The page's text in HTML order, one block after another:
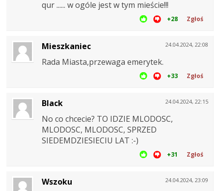
qur ...... w ogóle jest w tym mieście!!!
+28 Zgłoś
24.04.2024, 22:08
Mieszkaniec
Rada Miasta,przewaga emerytek.
+33 Zgłoś
24.04.2024, 22:15
Black
No co chcecie? TO IDZIE MLODOSC,
MLODOSC, MLODOSC, SPRZED
SIEDEMDZIESIECIU LAT :-)
+31 Zgłoś
24.04.2024, 23:09
Wszoku